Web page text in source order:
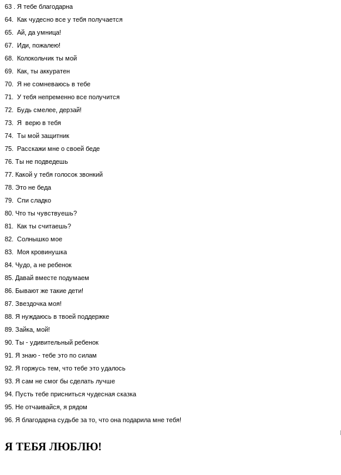
63 . Я тебе благодарна
64. Как чудесно все у тебя получается
65. Ай, да умница!
67. Иди, пожалею!
68. Колокольчик ты мой
69. Как, ты аккуратен
70. Я не сомневаюсь в тебе
71. У тебя непременно все получится
72. Будь смелее, дерзай!
73. Я верю в тебя
74. Ты мой защитник
75. Расскажи мне о своей беде
76. Ты не подведешь
77. Какой у тебя голосок звонкий
78. Это не беда
79. Спи сладко
80. Что ты чувствуешь?
81. Как ты считаешь?
82. Солнышко мое
83. Моя кровинушка
84. Чудо, а не ребенок
85. Давай вместе подумаем
86. Бывают же такие дети!
87. Звездочка моя!
88. Я нуждаюсь в твоей поддержке
89. Зайка, мой!
90. Ты - удивительный ребенок
91. Я знаю - тебе это по силам
92. Я горжусь тем, что тебе это удалось
93. Я сам не смог бы сделать лучше
94. Пусть тебе присниться чудесная сказка
95. Не отчаивайся, я рядом
96. Я благодарна судьбе за то, что она подарила мне тебя!
Я ТЕБЯ ЛЮБЛЮ!